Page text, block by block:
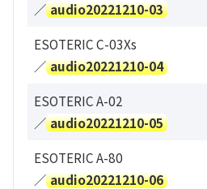
／ audio20221210-03
ESOTERIC C-03Xs
／ audio20221210-04
ESOTERIC A-02
／ audio20221210-05
ESOTERIC A-80
／ audio20221210-06